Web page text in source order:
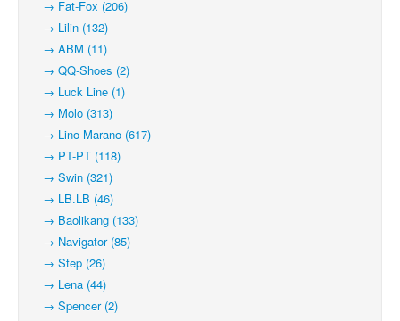
→ Fat-Fox (206)
→ Lilin (132)
→ ABM (11)
→ QQ-Shoes (2)
→ Luck Line (1)
→ Molo (313)
→ Lino Marano (617)
→ PT-PT (118)
→ Swin (321)
→ LB.LB (46)
→ Baolikang (133)
→ Navigator (85)
→ Step (26)
→ Lena (44)
→ Spencer (2)